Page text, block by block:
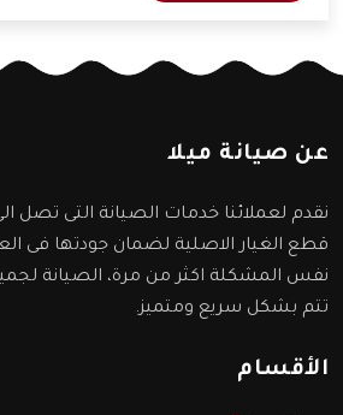
عن صيانة ميلا
نقدم لعملائنا خدمات الصيانة التى تصل
قطع الغيار الاصلية لضمان جودتها فى
نفس المشكلة اكثر من مرة، الصيانة لجميع
تتم بشكل سريع ومتميز.
الأقسام